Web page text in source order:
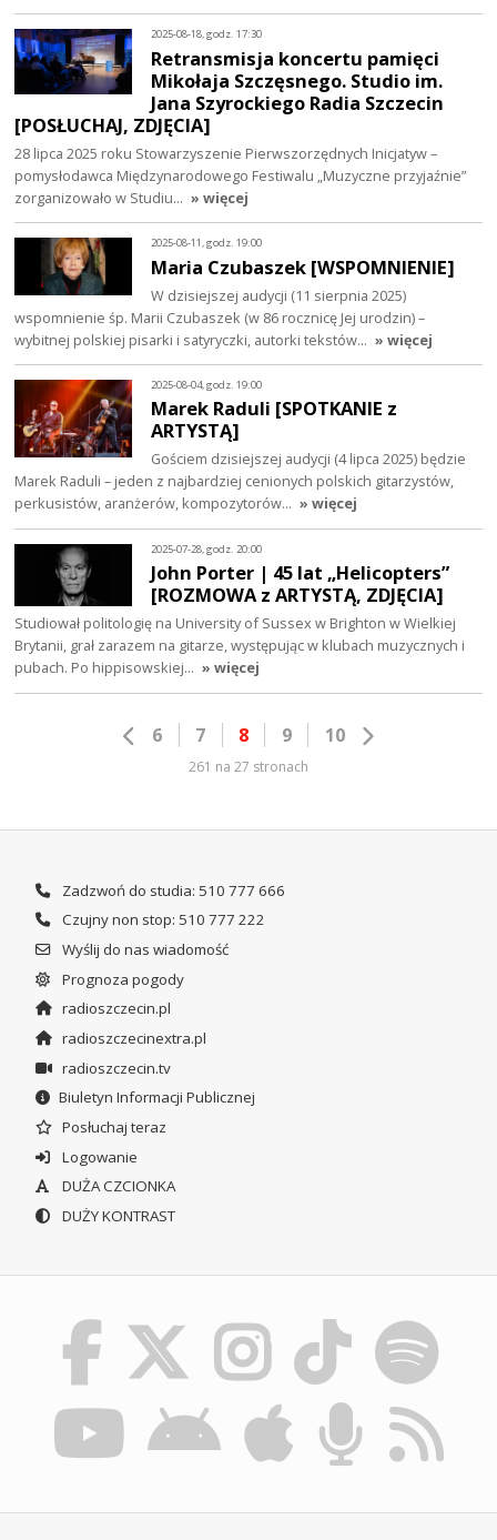
2025-08-18, godz. 17:30
Retransmisja koncertu pamięci
Mikołaja Szczęsnego. Studio im.
Jana Szyrockiego Radia Szczecin
[POSŁUCHAJ, ZDJĘCIA]
28 lipca 2025 roku Stowarzyszenie Pierwszorzędnych Inicjatyw –
pomysłodawca Międzynarodowego Festiwalu „Muzyczne przyjaźnie”
zorganizowało w Studiu… » więcej
2025-08-11, godz. 19:00
Maria Czubaszek [WSPOMNIENIE]
W dzisiejszej audycji (11 sierpnia 2025)
wspomnienie śp. Marii Czubaszek (w 86 rocznicę Jej urodzin) –
wybitnej polskiej pisarki i satyryczki, autorki tekstów… » więcej
2025-08-04, godz. 19:00
Marek Raduli [SPOTKANIE z
ARTYSTĄ]
Gościem dzisiejszej audycji (4 lipca 2025) będzie
Marek Raduli – jeden z najbardziej cenionych polskich gitarzystów,
perkusistów, aranżerów, kompozytorów… » więcej
2025-07-28, godz. 20:00
John Porter | 45 lat „Helicopters”
[ROZMOWA z ARTYSTĄ, ZDJĘCIA]
Studiował politologię na University of Sussex w Brighton w Wielkiej
Brytanii, grał zarazem na gitarze, występując w klubach muzycznych i
pubach. Po hippisowskiej… » więcej
6 7 8 9 10
261 na 27 stronach
Zadzwoń do studia: 510 777 666
Czujny non stop: 510 777 222
Wyślij do nas wiadomość
Prognoza pogody
radioszczecin.pl
radioszczecinextra.pl
radioszczecin.tv
Biuletyn Informacji Publicznej
Posłuchaj teraz
Logowanie
DUŻA CZCIONKA
DUŻY KONTRAST